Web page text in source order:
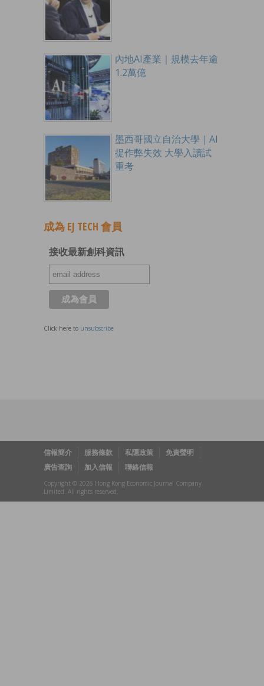
內地AI產業｜規模去年逾
1.2萬億
墨西哥國立自治大學｜AI
捉作弊失效 大學入讀試
重考
成為 EJ TECH 會員
接收最新創科資訊
Click here to unsubscribe
信報簡介 服務條款 私隱政策
免責聲明
廣告查詢
加入信報 聯絡信報
Copyright © 2026 Hong Kong Economic Journal Company
Limited. All rights reserved.